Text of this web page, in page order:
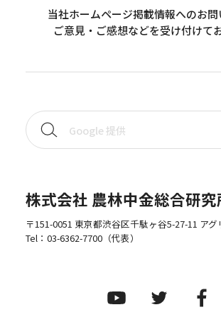
当社ホームページ掲載情報へのお問
ご意見・ご感想などを受け付けて
株式会社 農林中金総合研究
〒151-0051 東京都渋谷区千駄ヶ谷5-27-11 ア
Tel： 03-6362-7700（代表）